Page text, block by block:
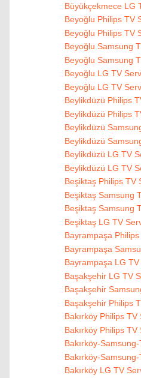
Büyükçekmece LG
Beyoğlu Philips TV
Beyoğlu Philips TV
Beyoğlu Samsung
Beyoğlu Samsung
Beyoğlu LG TV
Beyoğlu LG TV
Beylikdüzü Philips
Beylikdüzü Philips
Beylikdüzü
Beylikdüzü
Beylikdüzü LG TV
Beylikdüzü LG TV
Beşiktaş Philips TV
Beşiktaş Samsung
Beşiktaş Samsung
Beşiktaş LG TV
Bayrampaşa
Bayrampaşa
Bayrampaşa LG
Başakşehir LG TV
Başakşehir
Başakşehir Philips
Bakırköy Philips TV
Bakırköy Philips TV
Bakırköy-
Bakırköy-
Bakırköy LG TV